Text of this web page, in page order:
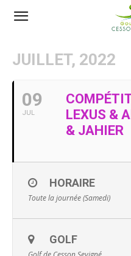
JUILLET, 2022
09
JUL
LEXUS &
& JAHIER
HORAIRE
Toute la journée (Samedi)
GOLF